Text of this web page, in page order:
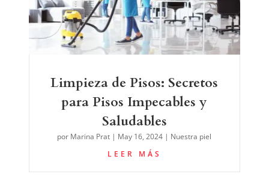
Limpieza de Pisos: Secretos
para Pisos Impecables y
Saludables
por Marina Prat | May 16, 2024 | Nuestra piel
LEER MÁS